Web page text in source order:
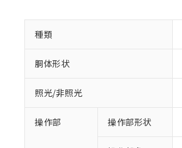
種類
胴体形状
照光/非照光
操作部 操作部形状